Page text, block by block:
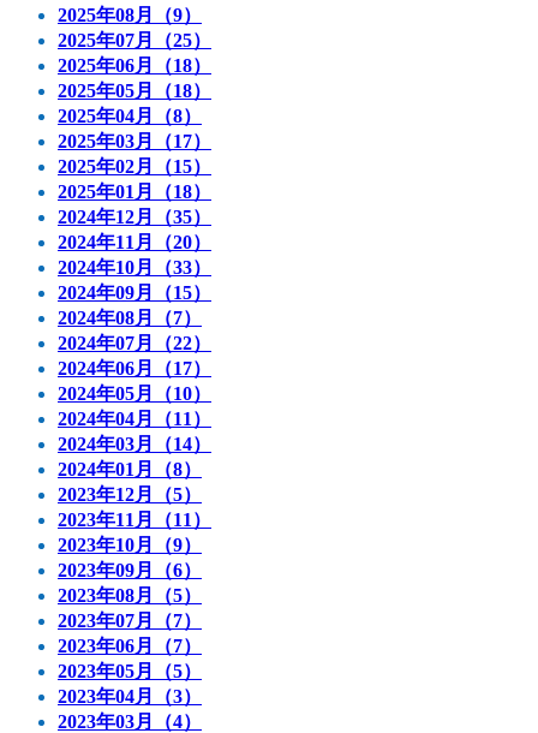
2025年08月（9）
2025年07月（25）
2025年06月（18）
2025年05月（18）
2025年04月（8）
2025年03月（17）
2025年02月（15）
2025年01月（18）
2024年12月（35）
2024年11月（20）
2024年10月（33）
2024年09月（15）
2024年08月（7）
2024年07月（22）
2024年06月（17）
2024年05月（10）
2024年04月（11）
2024年03月（14）
2024年01月（8）
2023年12月（5）
2023年11月（11）
2023年10月（9）
2023年09月（6）
2023年08月（5）
2023年07月（7）
2023年06月（7）
2023年05月（5）
2023年04月（3）
2023年03月（4）